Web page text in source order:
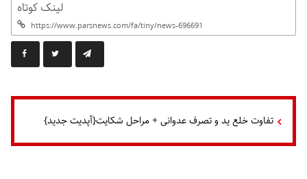
لینک کوتاه
تفاوت خلع ید و تصرف عدوانی + مراحل شکایت{آپدیت جدید}